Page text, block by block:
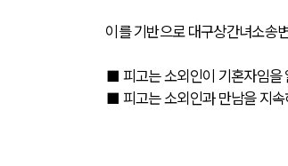
이를 기반으로 대구상간녀소송
■ 피고는 소외인이 기혼자임을
■ 피고는 소외인과 만남을 지